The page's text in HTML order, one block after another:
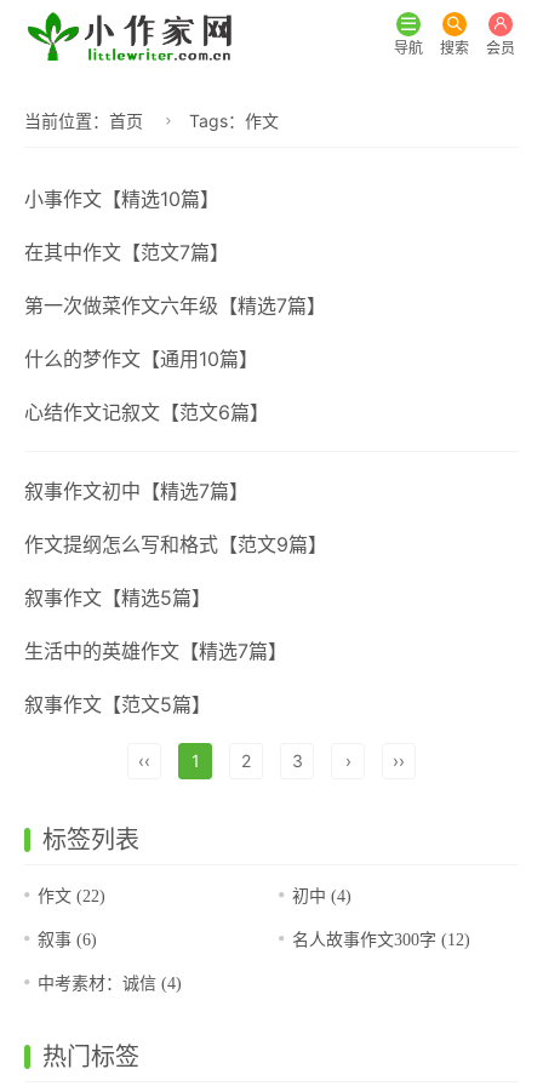
导航 搜索 会员
当前位置： 首页 Tags：作文
小事作文【精选10篇】
在其中作文【范文7篇】
第一次做菜作文六年级【精选7篇】
什么的梦作文【通用10篇】
心结作文记叙文【范文6篇】
叙事作文初中【精选7篇】
作文提纲怎么写和格式【范文9篇】
叙事作文【精选5篇】
生活中的英雄作文【精选7篇】
叙事作文【范文5篇】
‹‹ 1 2 3 › ››
标签列表
作文 (22) 初中 (4)
叙事 (6) 名人故事作文300字 (12)
中考素材：诚信 (4)
热门标签